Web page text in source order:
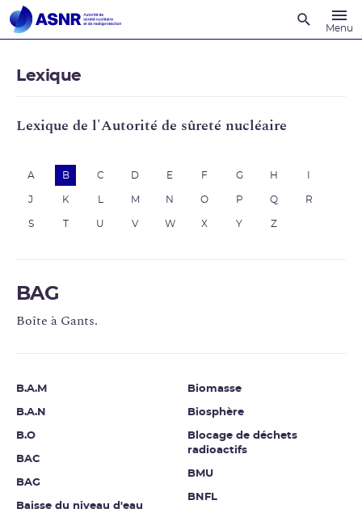
Menu
Lexique
Lexique de l'Autorité de sûreté nucléaire
A B C D E F G H
J K M N O P Q R
S U V W X Y Z
BAG
Boîte à Gants.
B.A.M
B.A.N
B.O
BAC
BAG
Baisse du niveau d'eau
Biomasse
Biosphère
Blocage de déchets
radioactifs
BMU
BNFL